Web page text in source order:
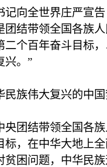
向全世界庄严宣告
团结带领全国各族
二个百年奋斗目标
兴。”
族伟大复兴的中国
团结带领全国各族
，在中华大地上
困问题，中华民